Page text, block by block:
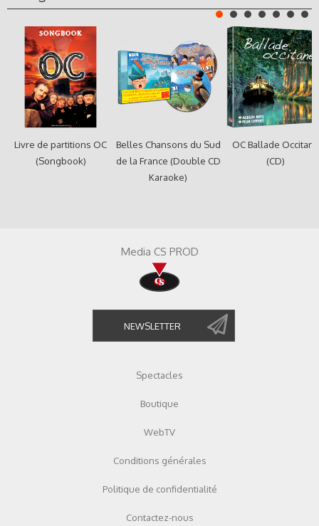
Livre de partitions OC
(Songbook)
Belles Chansons du Sud
de la France (Double CD
Karaoke)
OC Ballade Occitane
(CD)
Media CS PROD
Spectacles
Boutique
WebTV
Conditions générales
Politique de confidentialité
Contactez-nous